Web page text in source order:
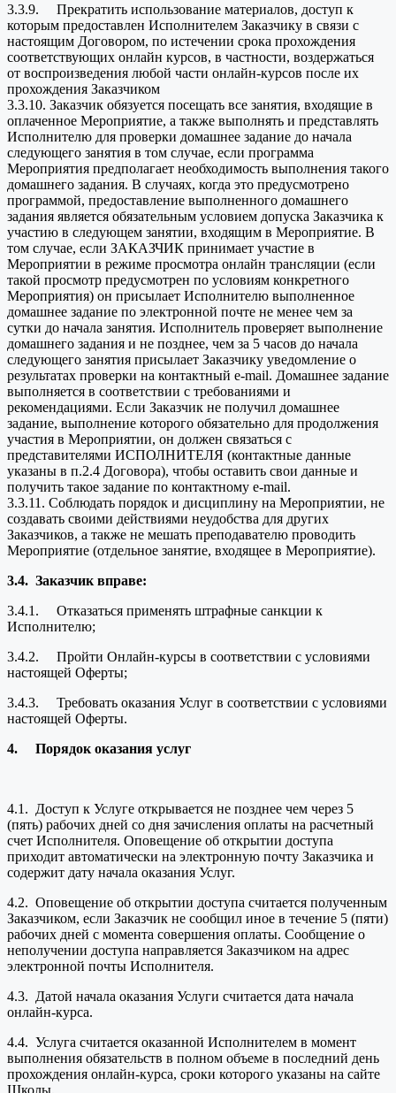
3.3.9. Прекратить использование материалов, доступ к
которым предоставлен Исполнителем Заказчику в связи с
настоящим Договором, по истечении срока прохождения
соответствующих онлайн курсов, в частности, воздержаться
от воспроизведения любой части онлайн-курсов после их
прохождения Заказчиком
3.3.10. Заказчик обязуется посещать все занятия, входящие в
оплаченное Мероприятие, а также выполнять и представлять
Исполнителю для проверки домашнее задание до начала
следующего занятия в том случае, если программа
Мероприятия предполагает необходимость выполнения такого
домашнего задания. В случаях, когда это предусмотрено
программой, предоставление выполненного домашнего
задания является обязательным условием допуска Заказчика к
участию в следующем занятии, входящим в Мероприятие. В
том случае, если ЗАКАЗЧИК принимает участие в
Мероприятии в режиме просмотра онлайн трансляции (если
такой просмотр предусмотрен по условиям конкретного
Мероприятия) он присылает Исполнителю выполненное
домашнее задание по электронной почте не менее чем за
сутки до начала занятия. Исполнитель проверяет выполнение
домашнего задания и не позднее, чем за 5 часов до начала
следующего занятия присылает Заказчику уведомление о
результатах проверки на контактный e-mail. Домашнее задание
выполняется в соответствии с требованиями и
рекомендациями. Если Заказчик не получил домашнее
задание, выполнение которого обязательно для продолжения
участия в Мероприятии, он должен связаться с
представителями ИСПОЛНИТЕЛЯ (контактные данные
указаны в п.2.4 Договора), чтобы оставить свои данные и
получить такое задание по контактному e-mail.
3.3.11. Соблюдать порядок и дисциплину на Мероприятии, не
создавать своими действиями неудобства для других
Заказчиков, а также не мешать преподавателю проводить
Мероприятие (отдельное занятие, входящее в Мероприятие).
3.4. Заказчик вправе:
3.4.1. Отказаться применять штрафные санкции к
Исполнителю;
3.4.2. Пройти Онлайн-курсы в соответствии с условиями
настоящей Оферты;
3.4.3. Требовать оказания Услуг в соответствии с условиями
настоящей Оферты.
4. Порядок оказания услуг
4.1. Доступ к Услуге открывается не позднее чем через 5
(пять) рабочих дней со дня зачисления оплаты на расчетный
счет Исполнителя. Оповещение об открытии доступа
приходит автоматически на электронную почту Заказчика и
содержит дату начала оказания Услуг.
4.2. Оповещение об открытии доступа считается полученным
Заказчиком, если Заказчик не сообщил иное в течение 5 (пяти)
рабочих дней с момента совершения оплаты. Сообщение о
неполучении доступа направляется Заказчиком на адрес
электронной почты Исполнителя.
4.3. Датой начала оказания Услуги считается дата начала
онлайн-курса.
4.4. Услуга считается оказанной Исполнителем в момент
выполнения обязательств в полном объеме в последний день
прохождения онлайн-курса, сроки которого указаны на сайте
Школы.